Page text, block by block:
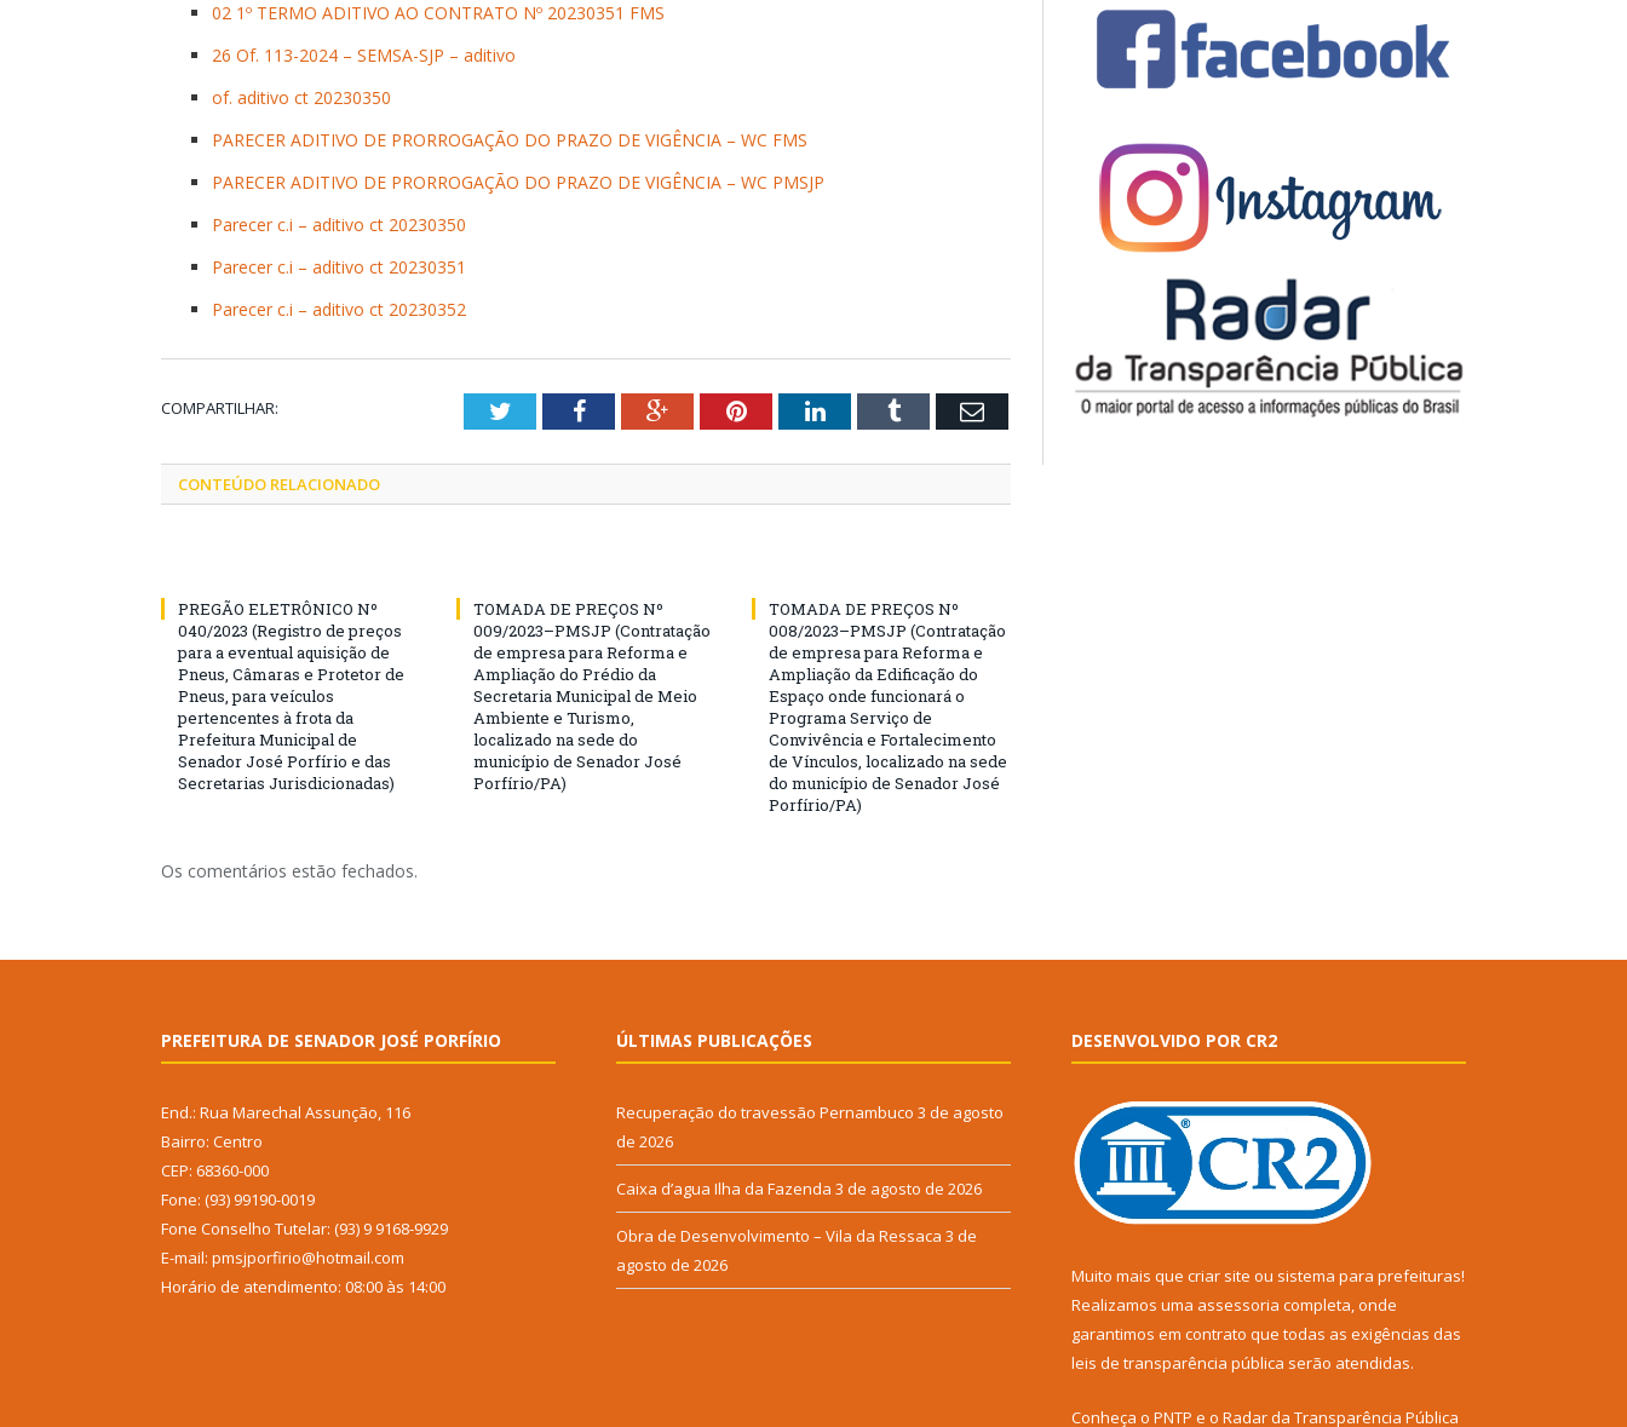
02 1º TERMO ADITIVO AO CONTRATO Nº 20230351 FMS
26 Of. 113-2024 – SEMSA-SJP – aditivo
of. aditivo ct 20230350
PARECER ADITIVO DE PRORROGAÇÃO DO PRAZO DE VIGÊNCIA – WC FMS
PARECER ADITIVO DE PRORROGAÇÃO DO PRAZO DE VIGÊNCIA – WC PMSJP
Parecer c.i – aditivo ct 20230350
Parecer c.i – aditivo ct 20230351
Parecer c.i – aditivo ct 20230352
COMPARTILHAR: TwitterFacebookGoogle+PinterestLinkedInTumblr Email
CONTEÚDO RELACIONADO
PREGÃO ELETRÔNICO Nº
040/2023 (Registro de preços
para a eventual aquisição de
Pneus, Câmaras e Protetor de
Pneus, para veículos
pertencentes à frota da
Prefeitura Municipal de
Senador José Porfírio e das
Secretarias Jurisdicionadas)
TOMADA DE PREÇOS Nº
009/2023–PMSJP (Contratação
de empresa para Reforma e
Ampliação do Prédio da
Secretaria Municipal de Meio
Ambiente e Turismo,
localizado na sede do
município de Senador José
Porfírio/PA)
TOMADA DE PREÇOS Nº
008/2023–PMSJP (Contratação
de empresa para Reforma e
Ampliação da Edificação do
Espaço onde funcionará o
Programa Serviço de
Convivência e Fortalecimento
de Vínculos, localizado na sede
do município de Senador José
Porfírio/PA)
Os comentários estão fechados.
PREFEITURA DE SENADOR JOSÉ PORFÍRIO
End.: Rua Marechal Assunção, 116
Bairro: Centro
CEP: 68360-000
Fone: (93) 99190-0019
Fone Conselho Tutelar: (93) 9 9168-9929
E-mail: pmsjporfirio@hotmail.com
Horário de atendimento: 08:00 às 14:00
ÚLTIMAS PUBLICAÇÕES
Recuperação do travessão Pernambuco 3 de agosto
de 2026
Caixa d’agua Ilha da Fazenda 3 de agosto de 2026
Obra de Desenvolvimento – Vila da Ressaca 3 de
agosto de 2026
DESENVOLVIDO POR CR2
Muito mais que criar site ou sistema para prefeituras!
Realizamos uma assessoria completa, onde
garantimos em contrato que todas as exigências das
leis de transparência pública serão atendidas.
Conheça o PNTP e o Radar da Transparência Pública